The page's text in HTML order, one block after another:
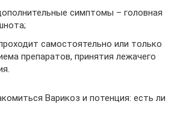
симптомы – головная
самостоятельно или только
препаратов, принятия лежачего
Варикоз и потенция: есть ли